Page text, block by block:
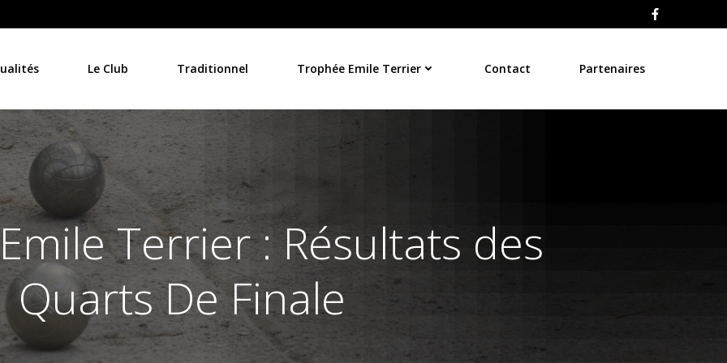
Le Club Traditionnel Trophée Emile Terrier Contact Partenaires
Terrier : Résultats des
Quarts De Finale